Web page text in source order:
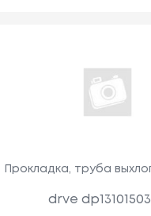
Прокладка, труба
drve